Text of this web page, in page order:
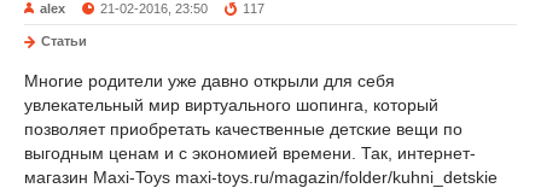
alex 21-02-2016, 23:50 117
Статьи
Многие родители уже давно открыли для себя
увлекательный мир виртуального шопинга, который
позволяет приобретать качественные детские вещи по
выгодным ценам и с экономией времени. Так, интернет-
магазин Maxi-Toys maxi-toys.ru/magazin/folder/kuhni_detskie